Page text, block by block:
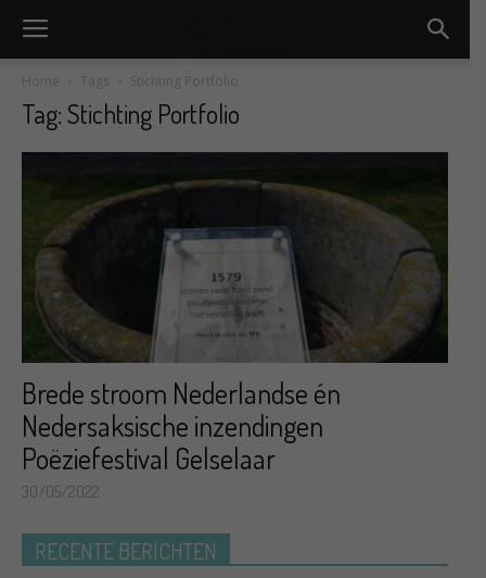
Home Tags Stichting Portfolio
Tag: Stichting Portfolio
Brede stroom Nederlandse én
Nedersaksische inzendingen
Poëziefestival Gelselaar
30/05/2022
RECENTE BERICHTEN